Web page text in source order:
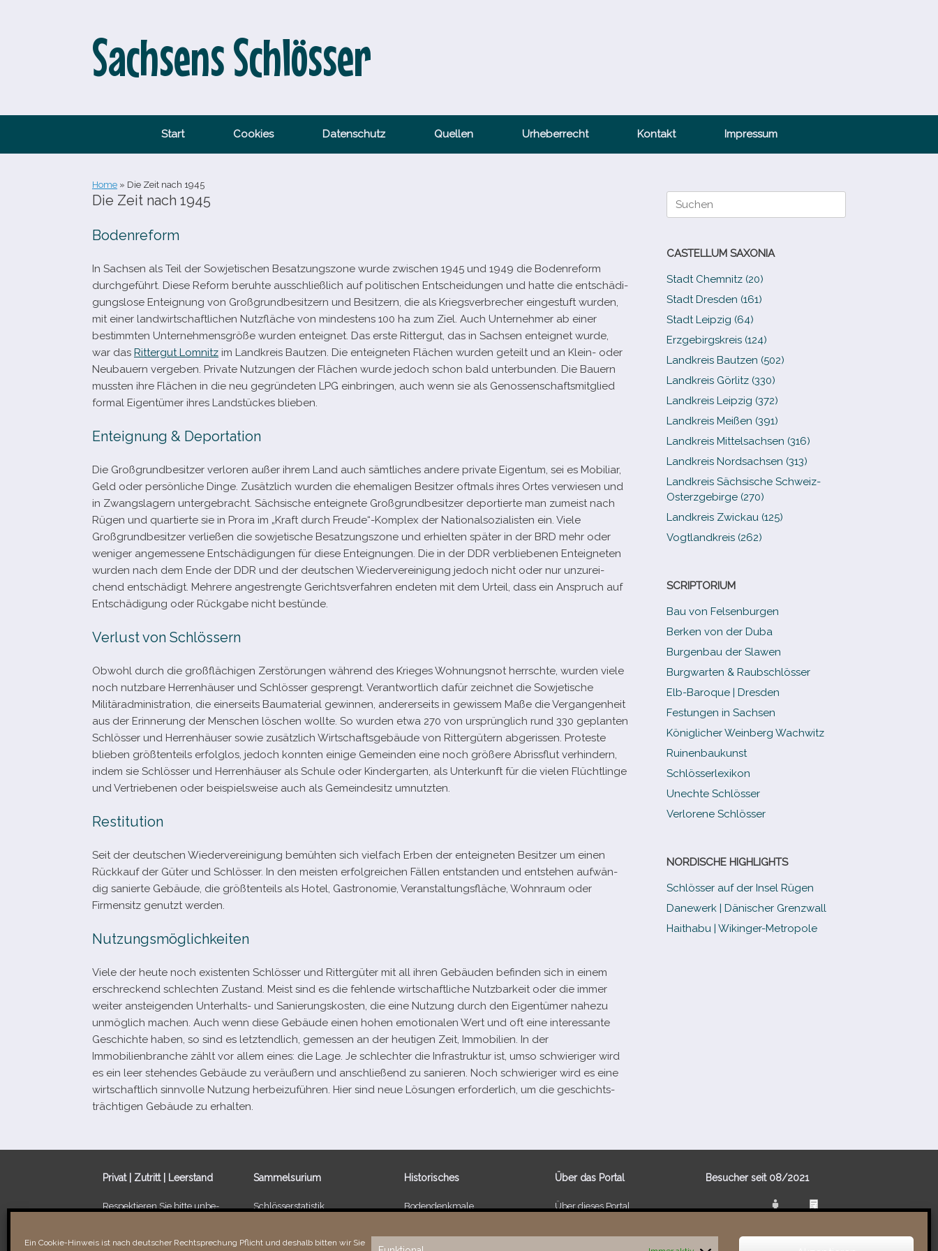
Ein Cookie-Hinweis ist nach deutscher Rechtsprechung Pflicht und deshalb bitten wir Sie
Sachsens Schlösser
Start Cookies Datenschutz Quellen Urheberrecht Kontakt Impressum
Home » Die Zeit nach 1945
Die Zeit nach 1945
Bodenreform
In Sachsen als Teil der Sowjetischen Besatzungszone wurde zwi­schen 1945 und 1949 die Bodenreform
durch­ge­führt. Diese Reform beruhte aus­schließ­lich auf poli­ti­schen Entscheidungen und hatte die ent­schä­di­
gungs­lose Enteignung von Großgrundbesitzern und Besitzern, die als Kriegsverbrecher ein­ge­stuft wur­den,
mit einer land­wirt­schaft­li­chen Nutzfläche von min­des­tens 100 ha zum Ziel. Auch Unternehmer ab einer
bestimm­ten Unternehmensgröße wur­den ent­eig­net. Das erste Rittergut, das in Sachsen ent­eig­net wurde,
war das Rittergut Lomnitz im Landkreis Bautzen. Die ent­eig­ne­ten Flächen wur­den geteilt und an Klein- oder
Neubauern ver­ge­ben. Private Nutzungen der Flächen wurde jedoch schon bald unter­bun­den. Die Bauern
muss­ten ihre Flächen in die neu gegrün­de­ten LPG ein­brin­gen, auch wenn sie als Genossenschaftsmitglied
for­mal Eigentümer ihres Landstückes blieben.
Enteignung & Deportation
Die Großgrundbesitzer ver­lo­ren außer ihrem Land auch sämt­li­ches andere pri­vate Eigentum, sei es Mobiliar,
Geld oder per­sön­li­che Dinge. Zusätzlich wur­den die ehe­ma­li­gen Besitzer oft­mals ihres Ortes ver­wie­sen und
in Zwangslagern unter­ge­bracht. Sächsische ent­eig­nete Großgrundbesitzer depor­tierte man zumeist nach
Rügen und quar­tierte sie in Prora im „Kraft durch Freude“-Komplex der Nationalsozialisten ein. Viele
Großgrundbesitzer ver­lie­ßen die sowje­ti­sche Besatzungszone und erhiel­ten spä­ter in der BRD mehr oder
weni­ger ange­mes­sene Entschädigungen für diese Enteignungen. Die in der DDR ver­blie­be­nen Enteigneten
wur­den nach dem Ende der DDR und der deut­schen Wiedervereinigung jedoch nicht oder nur unzu­rei­
chend ent­schä­digt. Mehrere ange­strengte Gerichtsverfahren ende­ten mit dem Urteil, dass ein Anspruch auf
Entschädigung oder Rückgabe nicht bestünde.
Verlust von Schlössern
Obwohl durch die groß­flä­chi­gen Zerstörungen wäh­rend des Krieges Wohnungsnot herrschte, wur­den viele
noch nutz­bare Herrenhäuser und Schlösser gesprengt. Verantwortlich dafür zeich­net die Sowjetische
Militäradministration, die einer­seits Baumaterial gewin­nen, ande­rer­seits in gewis­sem Maße die Vergangenheit
aus der Erinnerung der Menschen löschen wollte. So wur­den etwa 270 von ursprüng­lich rund 330 geplan­ten
Schlösser und Herrenhäuser sowie zusätz­lich Wirtschaftsgebäude von Rittergütern abge­ris­sen. Proteste
blie­ben größ­ten­teils erfolg­los, jedoch konn­ten einige Gemeinden eine noch grö­ßere Abrissflut ver­hin­dern,
indem sie Schlösser und Herrenhäuser als Schule oder Kindergarten, als Unterkunft für die vie­len Flüchtlinge
und Vertriebenen oder bei­spiels­weise auch als Gemeindesitz umnutzten.
Restitution
Seit der deut­schen Wiedervereinigung bemüh­ten sich viel­fach Erben der ent­eig­ne­ten Besitzer um einen
Rückkauf der Güter und Schlösser. In den meis­ten erfolg­rei­chen Fällen ent­stan­den und ent­ste­hen auf­wän­
dig sanierte Gebäude, die größ­ten­teils als Hotel, Gastronomie, Veranstaltungsfläche, Wohnraum oder
Firmensitz genutzt werden.
Nutzungsmöglichkeiten
Viele der heute noch exis­ten­ten Schlösser und Rittergüter mit all ihren Gebäuden befin­den sich in einem
erschre­ckend schlech­ten Zustand. Meist sind es die feh­lende wirt­schaft­li­che Nutzbarkeit oder die immer
wei­ter anstei­gen­den Unterhalts- und Sanierungskosten, die eine Nutzung durch den Eigentümer nahezu
unmög­lich machen. Auch wenn diese Gebäude einen hohen emo­tio­na­len Wert und oft eine inter­es­sante
Geschichte haben, so sind es letzt­end­lich, gemes­sen an der heu­ti­gen Zeit, Immobilien. In der
Immobilienbranche zählt vor allem eines: die Lage. Je schlech­ter die Infrastruktur ist, umso schwie­ri­ger wird
es ein leer ste­hen­des Gebäude zu ver­äu­ßern und anschlie­ßend zu sanie­ren. Noch schwie­ri­ger wird es eine
wirt­schaft­lich sinn­volle Nutzung her­bei­zu­füh­ren. Hier sind neue Lösungen erfor­der­lich, um die geschichts­
träch­ti­gen Gebäude zu erhalten.
Suche
nach:
CASTELLUM SAXONIA
Stadt Chemnitz (20)
Stadt Dresden (161)
Stadt Leipzig (64)
Erzgebirgskreis (124)
Landkreis Bautzen (502)
Landkreis Görlitz (330)
Landkreis Leipzig (372)
Landkreis Meißen (391)
Landkreis Mittelsachsen (316)
Landkreis Nordsachsen (313)
Landkreis Sächsische Schweiz-​
Osterzgebirge (270)
Landkreis Zwickau (125)
Vogtlandkreis (262)
SCRIPTORIUM
Bau von Felsenburgen
Berken von der Duba
Burgenbau der Slawen
Burgwarten & Raubschlösser
Elb-​Baroque | Dresden
Festungen in Sachsen
Königlicher Weinberg Wachwitz
Ruinenbaukunst
Schlösserlexikon
Unechte Schlösser
Verlorene Schlösser
NORDISCHE HIGHLIGHTS
Schlösser auf der Insel Rügen
Danewerk | Dänischer Grenzwall
Haithabu | Wikinger-Metropole
Privat | Zutritt | Leerstand
Respektieren Sie bitte unbe­
Verbotsschilder. Unbefugtes
Sammelsurium
Schlösserstatistik
Ein Schloss für 1 EUR
Historisches
Bodendenkmale
Über das Portal
Über dieses Portal
Besucher seit 08/​2021
Today
800
1647